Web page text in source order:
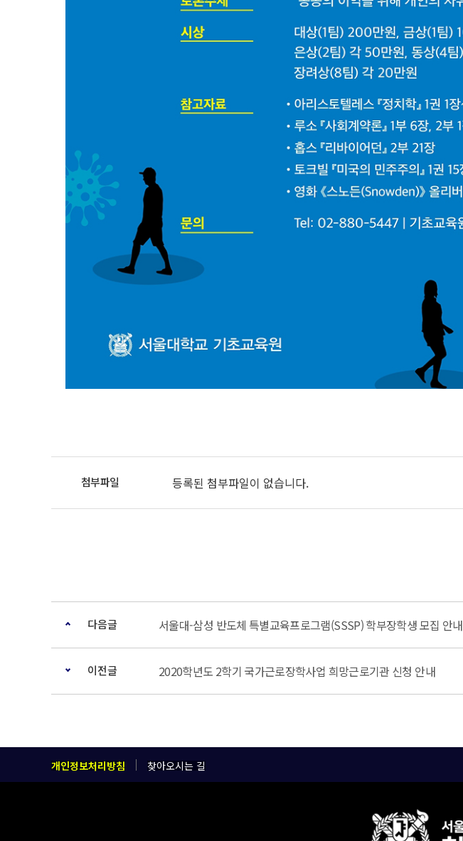
등록된 첨부파일이 없습니다.
다음글 서울대-삼성 반도체 특별교육프로그램(SSSP) 학부장학생 모집 안내
이전글 2020학년도 2학기 국가근로장학사업 희망근로기관 신청 안내
개인정보처리방침 찾아오시는 길